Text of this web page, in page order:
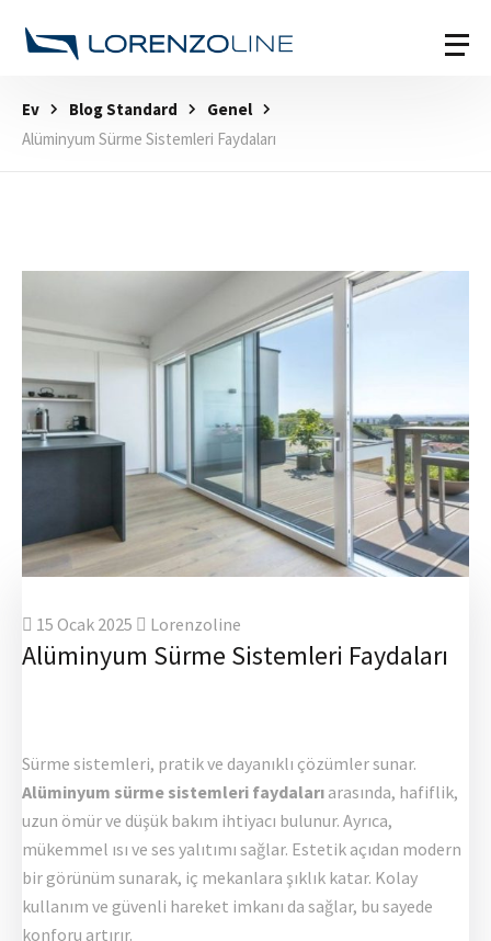
Ev Blog Standard
Genel
Alüminyum Sürme Sistemleri Faydaları
15 Ocak 2025 Lorenzoline
Alüminyum Sürme Sistemleri Faydaları
Sürme sistemleri, pratik ve dayanıklı çözümler sunar.
Alüminyum sürme sistemleri faydaları arasında, hafiflik,
uzun ömür ve düşük bakım ihtiyacı bulunur. Ayrıca,
mükemmel ısı ve ses yalıtımı sağlar. Estetik açıdan modern
bir görünüm sunarak, iç mekanlara şıklık katar. Kolay
kullanım ve güvenli hareket imkanı da sağlar, bu sayede
konforu artırır.